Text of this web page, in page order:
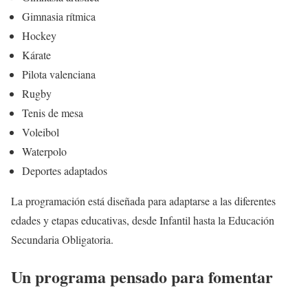
Gimnasia rítmica
Hockey
Kárate
Pilota valenciana
Rugby
Tenis de mesa
Voleibol
Waterpolo
Deportes adaptados
La programación está diseñada para adaptarse a las diferentes
edades y etapas educativas, desde Infantil hasta la Educación
Secundaria Obligatoria.
Un programa pensado para fomentar